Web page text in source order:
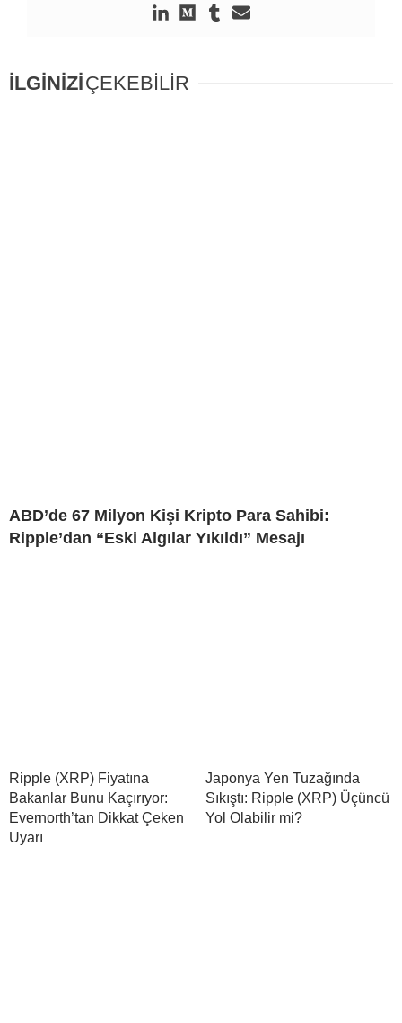
İLGİNİZİÇEKEBİLİR
ABD’de 67 Milyon Kişi Kripto Para Sahibi:
Ripple’dan “Eski Algılar Yıkıldı” Mesajı
Ripple (XRP) Fiyatına
Bakanlar Bunu Kaçırıyor:
Evernorth’tan Dikkat Çeken
Uyarı
Japonya Yen Tuzağında
Sıkıştı: Ripple (XRP) Üçüncü
Yol Olabilir mi?